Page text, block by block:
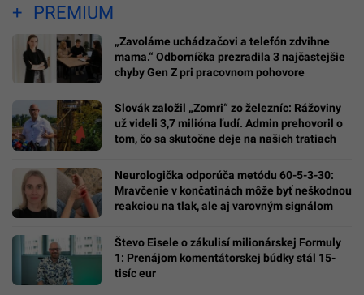
PREMIUM
„Zavoláme uchádzačovi a telefón zdvihne
mama.“ Odborníčka prezradila 3 najčastejšie
chyby Gen Z pri pracovnom pohovore
Slovák založil „Zomri“ zo železníc: Rážoviny
už videli 3,7 milióna ľudí. Admin prehovoril o
tom, čo sa skutočne deje na našich tratiach
Neurologička odporúča metódu 60-5-3-30:
Mravčenie v končatinách môže byť neškodnou
reakciou na tlak, ale aj varovným signálom
Števo Eisele o zákulisí milionárskej Formuly
1: Prenájom komentátorskej búdky stál 15-
tisíc eur